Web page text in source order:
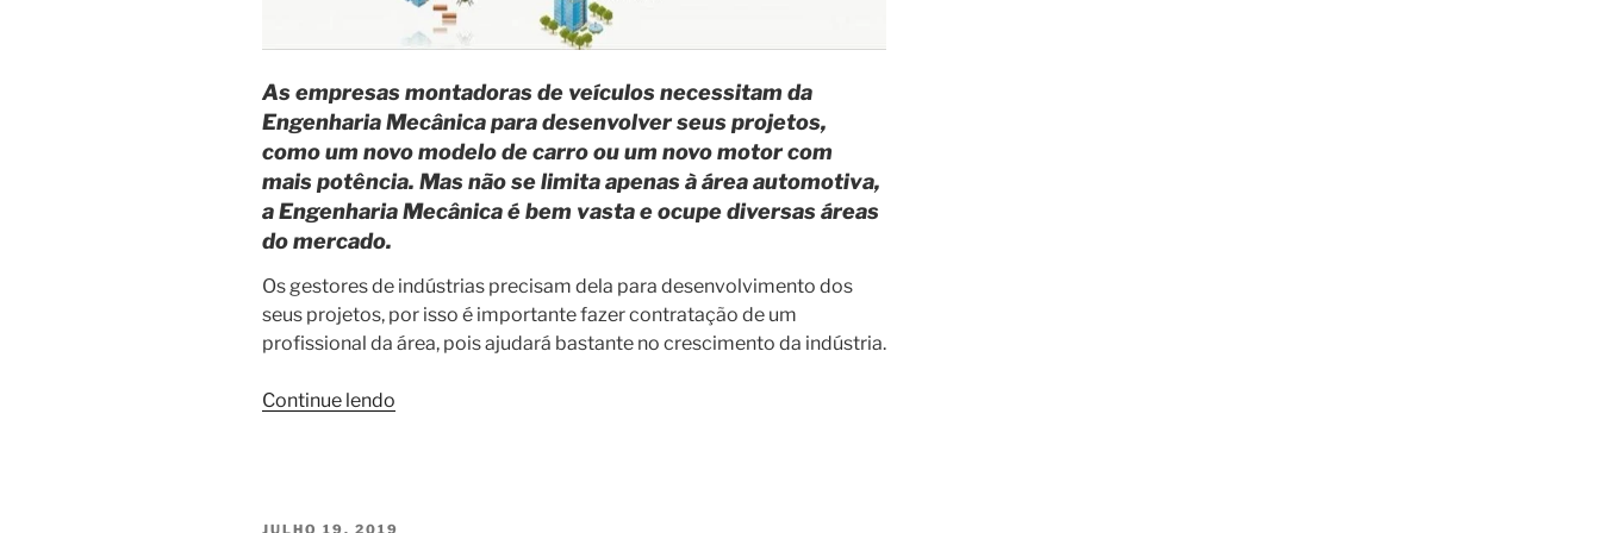
As empresas montadoras de veículos necessitam da
Engenharia Mecânica para desenvolver seus projetos,
como um novo modelo de carro ou um novo motor com
mais potência. Mas não se limita apenas à área automotiva,
a Engenharia Mecânica é bem vasta e ocupe diversas áreas
do mercado.
Os gestores de indústrias precisam dela para desenvolvimento dos
seus projetos, por isso é importante fazer contratação de um
profissional da área, pois ajudará bastante no crescimento da indústria.
Continue lendo
PUBLICADO
JULHO 19, 2019